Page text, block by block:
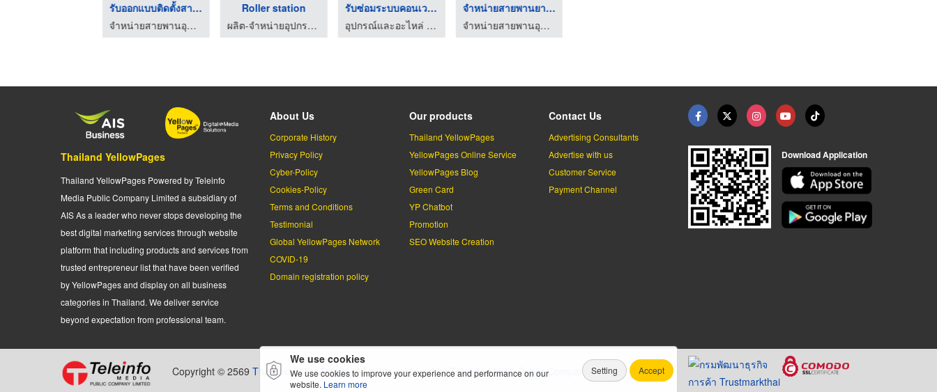
ติดตั้งสายพานลำเลียง ...
จำหน่ายสายพานอุตสาหกรรม - มารวยเบลท์
รับต่อสายพานยางดำ
จำหน่ายสายพานอุตสาหกรรม - มารวยเบลท์
สายพานลําเลียง belt ...
จำหน่ายสายพานอุตสาหกรรม - มารวยเบลท์
รับออกแบบติดตั้งสายพ ...
จำหน่ายสายพานอุตสาหกรรม - มารวยเบลท์
Roller station
Thailand YellowPages
Thailand YellowPages Powered by Teleinfo
Media Public Company Limited a subsidiary of
AIS As a leader who never stops developing the
best digital marketing services through website
platform that including products and services from
trusted entrepreneur list that have been verified
by YellowPages and display on all business
categories in Thailand. We deliver service
beyond expectation from professional team.
About Us
Corporate History
Privacy Policy
Cyber-Policy
Cookies-Policy
Terms and Conditions
Testimonial
Global YellowPages Network
COVID-19
Domain registration policy
Our products
Thailand YellowPages
YellowPages Online Service
YellowPages Blog
Green Card
YP Chatbot
Promotion
SEO Website Creation
Contact Us
Advertising Consultants
Advertise with us
Customer Service
Payment Channel
Download Application
Copyright © 2569 Thailand YellowPages.All rights reserved byTeleinfo Media Public Company Limited.
We use cookies
We use cookies to improve your experience and performance on our
website. Learn more
Setting Accept